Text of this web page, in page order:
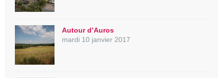
Autour d’Auros
mardi 10 janvier 2017